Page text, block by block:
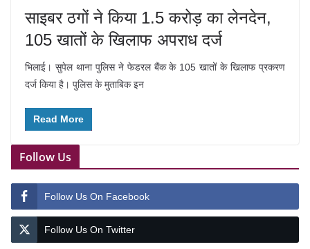
साइबर ठगों ने किया 1.5 करोड़ का लेनदेन,
105 खातों के खिलाफ अपराध दर्ज
भिलाई। सुपेल थाना पुलिस ने फेडरल बैंक के 105 खातों के खिलाफ प्रकरण
दर्ज किया है। पुलिस के मुताबिक इन
Read More
Follow Us
Follow Us On Facebook
Follow Us On Twitter